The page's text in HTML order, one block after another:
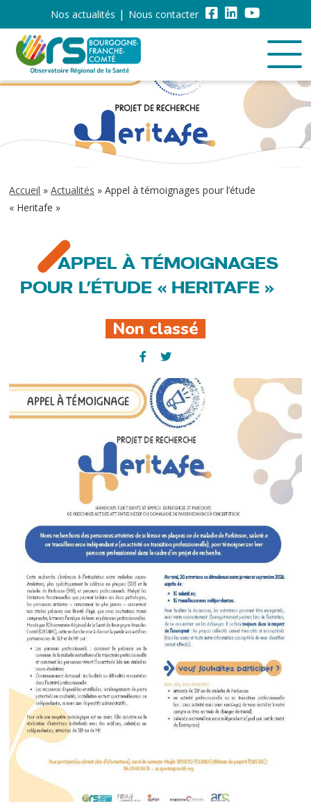
Nos actualités Nous contacter
Accueil »Actualités »Appel à témoignages pour l’étude
« Heritafe »
APPEL À TÉMOIGNAGES
POUR L’ÉTUDE « HERITAFE »
Non classé